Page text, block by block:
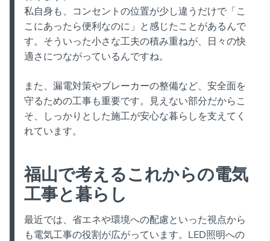
私自身も、コンセントの位置が少し違うだけで「こ
こにあったら便利なのに」と感じたことがあるんで
す。そういった小さな工夫の積み重ねが、日々の快
適さにつながっているんですね。
また、漏電対策やブレーカーの整備など、安全面を
守るための工事も重要です。見えない部分だからこ
そ、しっかりとした施工が安心な暮らしを支えてく
れています。
福山で考えるこれからの電気
工事と暮らし
最近では、省エネや環境への配慮といった視点から
も電気工事の役割が広がっています。LED照明への